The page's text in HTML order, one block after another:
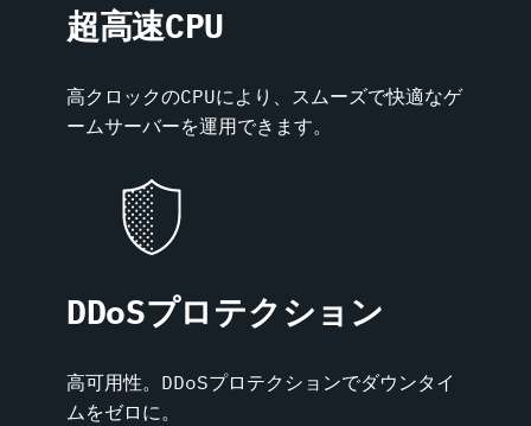
超高速CPU
高クロックのCPUにより、スムーズで快適なゲ
ームサーバーを運用できます。
DDoSプロテクション
高可用性。DDoSプロテクションでダウンタイ
ムをゼロに。